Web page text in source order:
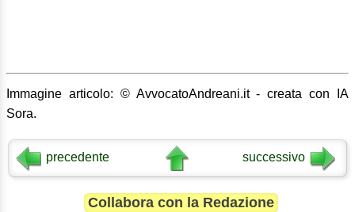
Immagine articolo: © AvvocatoAndreani.it - creata con IA
Sora.
precedente successivo
Collabora con la Redazione